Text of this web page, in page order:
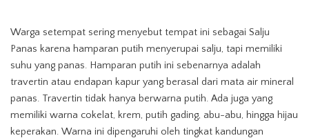
Warga setempat sering menyebut tempat ini sebagai Salju
Panas karena hamparan putih menyerupai salju, tapi memiliki
suhu yang panas. Hamparan putih ini sebenarnya adalah
travertin atau endapan kapur yang berasal dari mata air mineral
panas. Travertin tidak hanya berwarna putih. Ada juga yang
memiliki warna cokelat, krem, putih gading, abu-abu, hingga hijau
keperakan. Warna ini dipengaruhi oleh tingkat kandungan